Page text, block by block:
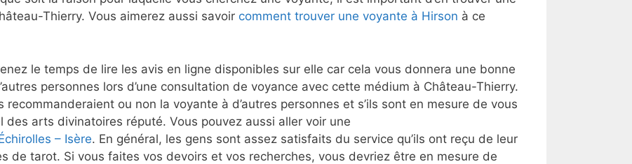
Thierry. Vous aimerez aussi savoir comment trouver une voyante à Hirson à ce
le temps de lire les avis en ligne disponibles sur elle car cela vous donnera une bonne
personnes lors d’une consultation de voyance avec cette médium à Château-Thierry.
ou non la voyante à d’autres personnes et s’ils sont en mesure de vous
arts divinatoires réputé. Vous pouvez aussi aller voir une
– Isère. En général, les gens sont assez satisfaits du service qu’ils ont reçu de leur
de tarot. Si vous faites vos devoirs et vos recherches, vous devriez être en mesure de